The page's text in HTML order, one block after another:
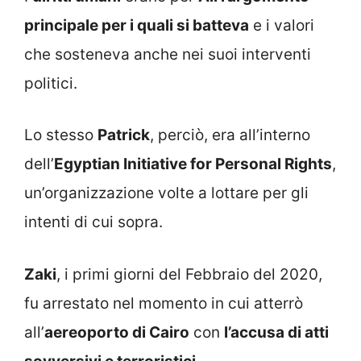
principale per i quali si batteva e i valori
che sosteneva anche nei suoi interventi
politici.
Lo stesso Patrick, perciò, era all’interno
dell’Egyptian Initiative for Personal Rights,
un’organizzazione volte a lottare per gli
intenti di cui sopra.
Zaki, i primi giorni del Febbraio del 2020,
fu arrestato nel momento in cui atterrò
all’aereoporto di Cairo con l’accusa di atti